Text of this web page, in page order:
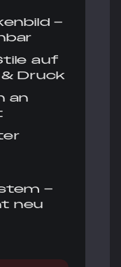
–
auf
Druck
an
–
neu